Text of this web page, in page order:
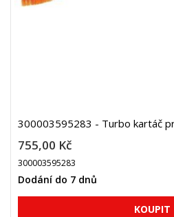
300003595283 - Turbo kartáč
755,00 Kč
300003595283
Dodání do 7 dnů